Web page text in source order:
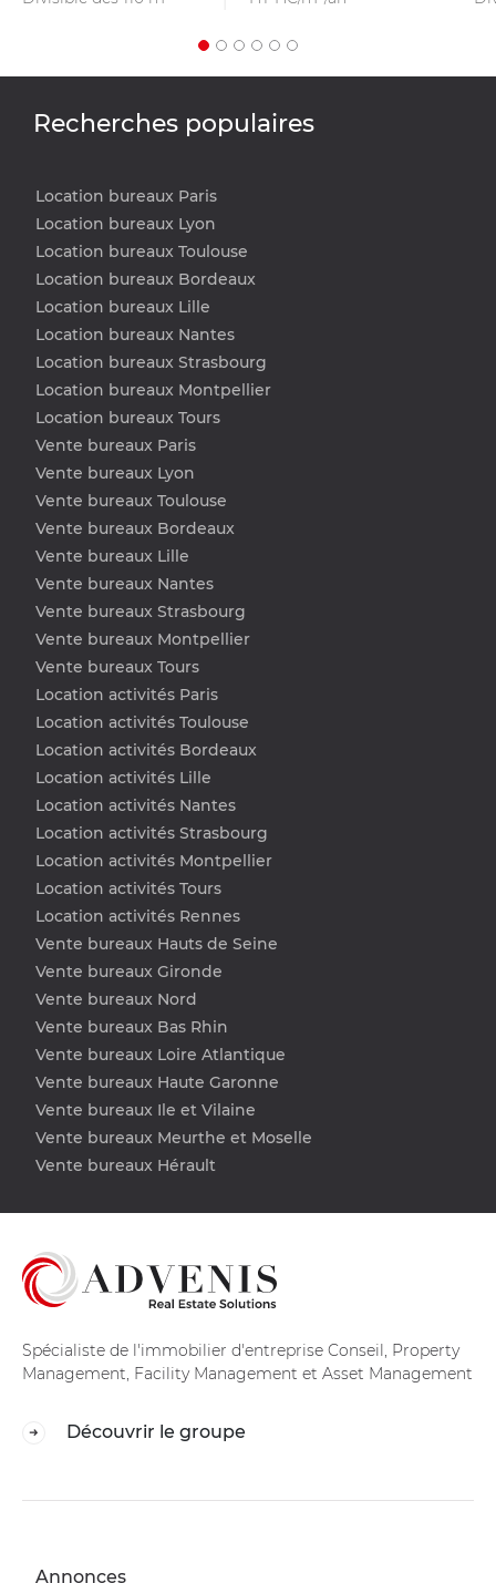
Recherches populaires
Location bureaux Paris
Location bureaux Lyon
Location bureaux Toulouse
Location bureaux Bordeaux
Location bureaux Lille
Location bureaux Nantes
Location bureaux Strasbourg
Location bureaux Montpellier
Location bureaux Tours
Vente bureaux Paris
Vente bureaux Lyon
Vente bureaux Toulouse
Vente bureaux Bordeaux
Vente bureaux Lille
Vente bureaux Nantes
Vente bureaux Strasbourg
Vente bureaux Montpellier
Vente bureaux Tours
Location activités Paris
Location activités Toulouse
Location activités Bordeaux
Location activités Lille
Location activités Nantes
Location activités Strasbourg
Location activités Montpellier
Location activités Tours
Location activités Rennes
Vente bureaux Hauts de Seine
Vente bureaux Gironde
Vente bureaux Nord
Vente bureaux Bas Rhin
Vente bureaux Loire Atlantique
Vente bureaux Haute Garonne
Vente bureaux Ile et Vilaine
Vente bureaux Meurthe et Moselle
Vente bureaux Hérault
Spécialiste de l'immobilier d'entreprise Conseil, Property
Management, Facility Management et Asset Management
Découvrir le groupe
Annonces